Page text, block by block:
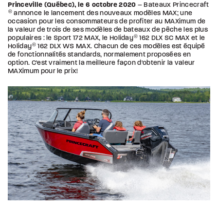
Princeville (Québec), le 6 octobre 2020 – Bateaux Princecraft
®annonce le lancement des nouveaux modèles MAX; une
occasion pour les consommateurs de profiter au MAXimum de
la valeur de trois de ses modèles de bateaux de pêche les plus
populaires : le Sport 172 MAX, le Holiday® 162 DLX SC MAX et le
Holiday® 162 DLX WS MAX. Chacun de ces modèles est équipé
de fonctionnalités standards, normalement proposées en
option. C'est vraiment la meilleure façon d'obtenir la valeur
MAXimum pour le prix!